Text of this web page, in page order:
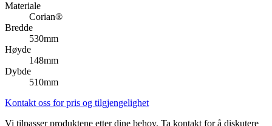
Materiale
Corian®
Bredde
530mm
Høyde
148mm
Dybde
510mm
Kontakt oss for pris og tilgjengelighet
Vi tilpasser produktene etter dine behov. Ta kontakt for å diskutere